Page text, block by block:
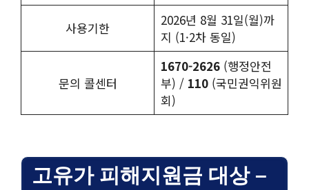
사용기한
2026년 8월 31일(월)까
지 (1·2차 동일)
문의 콜센터
1670-2626(행정안전
부) / 110(국민권익위원
회)
고유가 피해지원금 대상 –